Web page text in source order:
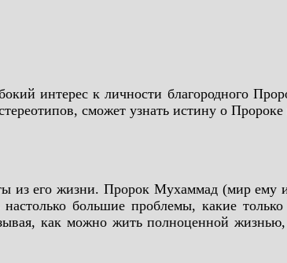
интерес к личности благородного
сможет узнать истину о
из его жизни. Пророк Мухаммад (мир ему
большие проблемы, какие
как можно жить полноценной жизнью,